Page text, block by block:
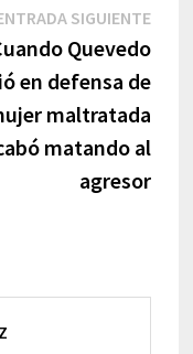
SIGUIENTE
Quevedo
en defensa de
maltratada
matando al
agresor